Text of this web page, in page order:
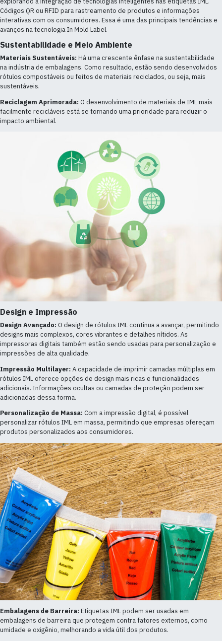
Códigos QR ou RFID para rastreamento de produtos e informações
interativas com os consumidores. Essa é uma das principais tendências e
avanços na tecnologia In Mold Label.
Sustentabilidade e Meio Ambiente
Materiais Sustentáveis: Há uma crescente ênfase na sustentabilidade
na indústria de embalagens. Como resultado, estão sendo desenvolvidos
rótulos compostáveis ou feitos de materiais reciclados, ou seja, mais
sustentáveis.
Reciclagem Aprimorada: O desenvolvimento de materiais de IML mais
facilmente recicláveis está se tornando uma prioridade para reduzir o
impacto ambiental.
Design e Impressão
Design Avançado: O design de rótulos IML continua a avançar, permitindo
designs mais complexos, cores vibrantes e detalhes nítidos. As
impressoras digitais também estão sendo usadas para personalização e
impressões de alta qualidade.
Impressão Multilayer: A capacidade de imprimir camadas múltiplas em
rótulos IML oferece opções de design mais ricas e funcionalidades
adicionais. Informações ocultas ou camadas de proteção podem ser
adicionadas dessa forma.
Personalização de Massa: Com a impressão digital, é possível
personalizar rótulos IML em massa, permitindo que empresas ofereçam
produtos personalizados aos consumidores.
Embalagens de Barreira: Etiquetas IML podem ser usadas em
embalagens de barreira que protegem contra fatores externos, como
umidade e oxigênio, melhorando a vida útil dos produtos.